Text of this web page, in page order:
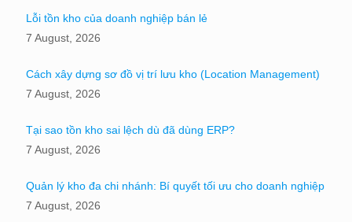
Lỗi tồn kho của doanh nghiệp bán lẻ
7 August, 2026
Cách xây dựng sơ đồ vị trí lưu kho (Location Management)
7 August, 2026
Tại sao tồn kho sai lệch dù đã dùng ERP?
7 August, 2026
Quản lý kho đa chi nhánh: Bí quyết tối ưu cho doanh nghiệp
7 August, 2026